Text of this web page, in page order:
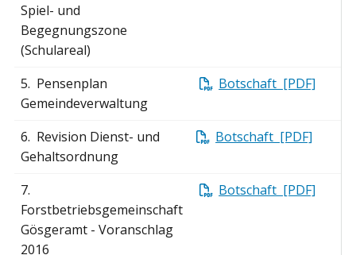
Spiel- und
Begegnungszone
(Schulareal)
5. Pensenplan
Gemeindeverwaltung
Botschaft [PDF]
6. Revision Dienst- und
Gehaltsordnung
Botschaft [PDF]
7.
Forstbetriebsgemeinschaft
Gösgeramt - Voranschlag
2016
Botschaft [PDF]